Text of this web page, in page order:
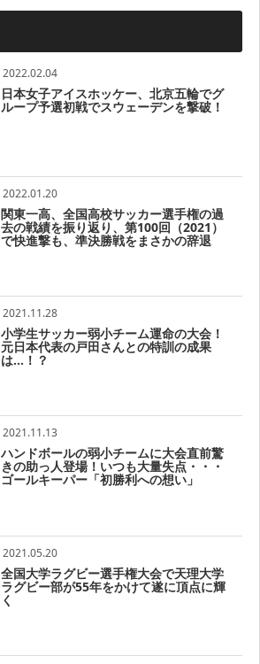
2022.02.04
日本女子アイスホッケー、北京五輪でグ
ループ予選初戦でスウェーデンを撃破！
2022.01.20
関東一高、全国高校サッカー選手権の過
去の戦績を振り返り、第100回（2021）
で快進撃も、準決勝戦をまさかの辞退
2021.11.28
小学生サッカー弱小チーム運命の大会！
元日本代表の戸田さんとの特訓の成果
は…！？
2021.11.13
ハンドボールの弱小チームに大会直前驚
きの助っ人登場！いつも大量失点・・・
ゴールキーパー「初勝利への想い」
2021.05.20
全国大学ラグビー選手権大会で天理大学
ラグビー部が55年をかけて遂に頂点に輝
く